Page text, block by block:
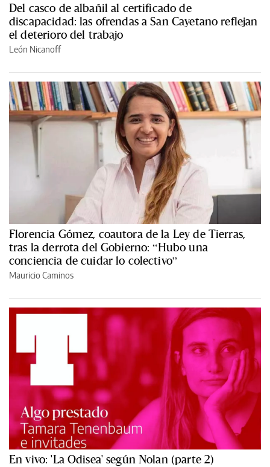
Del casco de albañil al certificado de
discapacidad: las ofrendas a San Cayetano reflejan
el deterioro del trabajo
León Nicanoff
Florencia Gómez, coautora de la Ley de Tierras,
tras la derrota del Gobierno: “Hubo una
conciencia de cuidar lo colectivo”
Mauricio Caminos
En vivo: 'La Odisea' según Nolan (parte 2)